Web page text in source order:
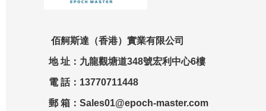
佰舸斯達（香港）實業有限公司
地 址：九龍觀塘道348號宏利中心6樓
電 話：13770711448
郵 箱：Sales01@epoch-master.com